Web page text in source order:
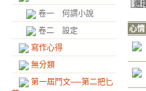
卷一 何謂小說
卷二 設定
寫作心得
無分類
第一屆鬥文──第二把匕
心情